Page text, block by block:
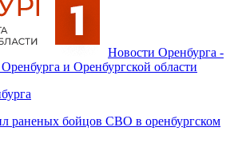
Новости Оренбурга -
и Оренбургской области
раненых бойцов СВО в оренбургском